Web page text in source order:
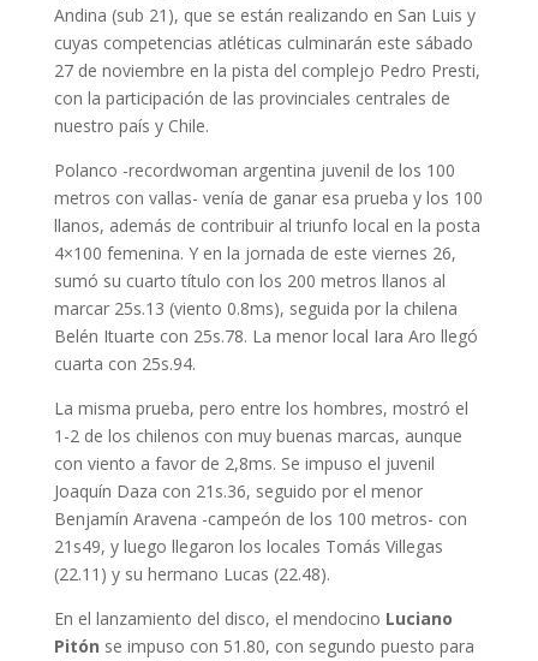
Andina (sub 21), que se están realizando en San Luis y
cuyas competencias atléticas culminarán este sábado
27 de noviembre en la pista del complejo Pedro Presti,
con la participación de las provinciales centrales de
nuestro país y Chile.
Polanco -recordwoman argentina juvenil de los 100
metros con vallas- venía de ganar esa prueba y los 100
llanos, además de contribuir al triunfo local en la posta
4×100 femenina. Y en la jornada de este viernes 26,
sumó su cuarto título con los 200 metros llanos al
marcar 25s.13 (viento 0.8ms), seguida por la chilena
Belén Ituarte con 25s.78. La menor local Iara Aro llegó
cuarta con 25s.94.
La misma prueba, pero entre los hombres, mostró el
1-2 de los chilenos con muy buenas marcas, aunque
con viento a favor de 2,8ms. Se impuso el juvenil
Joaquín Daza con 21s.36, seguido por el menor
Benjamín Aravena -campeón de los 100 metros- con
21s49, y luego llegaron los locales Tomás Villegas
(22.11) y su hermano Lucas (22.48).
En el lanzamiento del disco, el mendocino Luciano
Pitón se impuso con 51.80, con segundo puesto para